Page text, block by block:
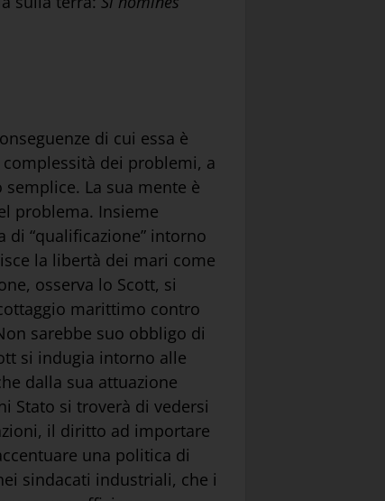
di cui essa è
dei problemi, a
La sua mente è
problema. Insieme
di “qualificazione” intorno
la libertà dei mari come
osserva lo Scott, si
marittimo contro
sarebbe suo obbligo di
si indugia intorno alle
dalla sua attuazione
Stato si troverà di vedersi
il diritto ad importare
una politica di
sindacati industriali, che i